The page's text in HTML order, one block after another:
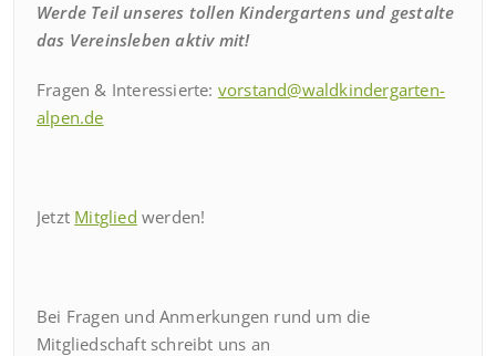
Werde Teil unseres tollen Kindergartens und gestalte
das Vereinsleben aktiv mit!
Fragen & Interessierte: vorstand@waldkindergarten-
alpen.de
Jetzt Mitglied werden!
Bei Fragen und Anmerkungen rund um die
Mitgliedschaft schreibt uns an